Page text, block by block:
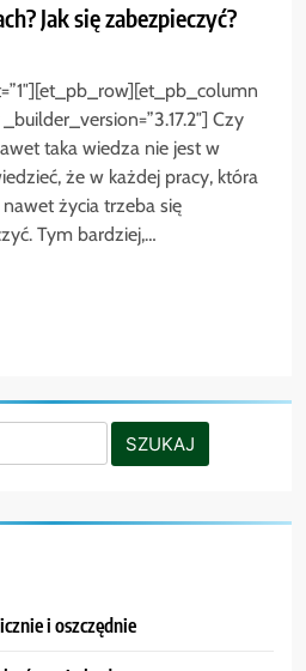
Jak się zabezpieczyć?
Czy
taka wiedza nie jest w
że w każdej pracy, która
życia trzeba się
Tym bardziej,…
i oszczędnie